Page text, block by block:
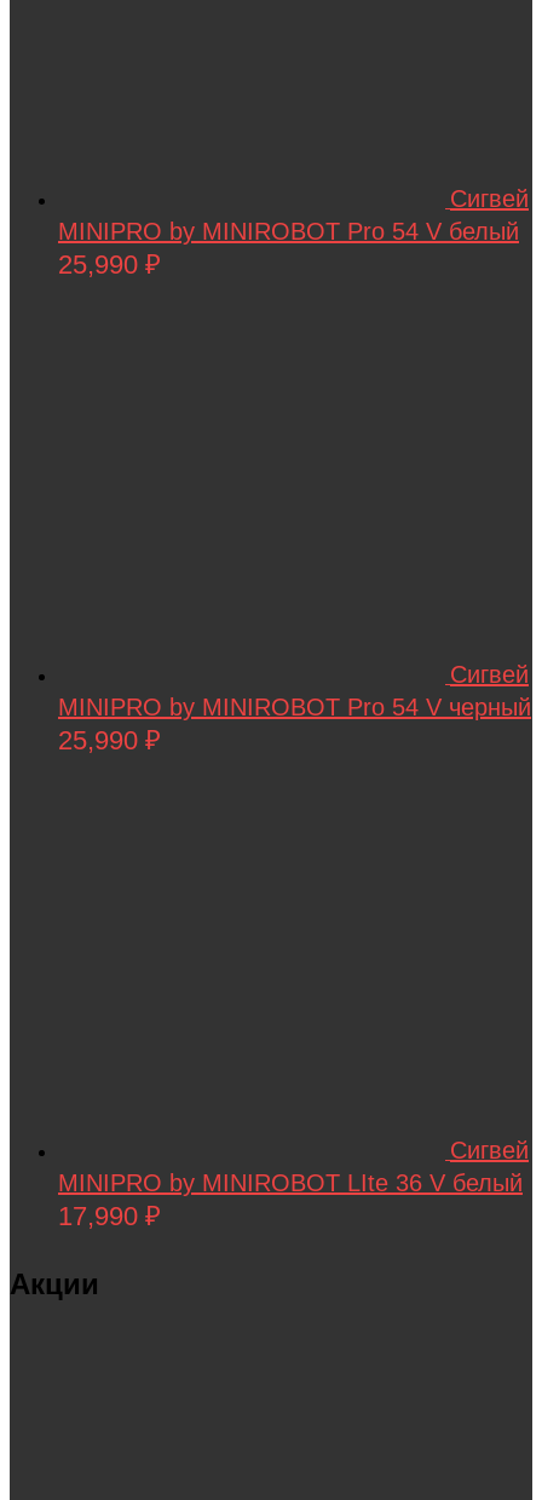
Сигвей
MINIPRO by MINIROBOT Pro 54 V белый
25,990 ₽
Сигвей
MINIPRO by MINIROBOT Pro 54 V черный
25,990 ₽
Сигвей
MINIPRO by MINIROBOT LIte 36 V белый
17,990 ₽
Акции